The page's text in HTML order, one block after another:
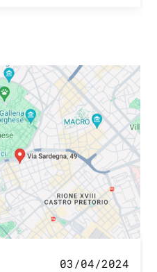
03/04/2024